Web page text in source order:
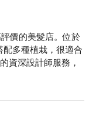
價的美髮店。位於
多種植栽，很適合
資深設計師服務，
等服務
約 2 分鐘，店面
皆為資深設計師、